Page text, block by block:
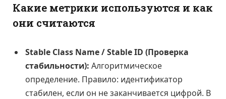
Какие метрики используются и как
они считаются
Stable Class Name / Stable ID (Проверка
стабильности): Алгоритмическое
определение. Правило: идентификатор
стабилен, если он не заканчивается цифрой. В